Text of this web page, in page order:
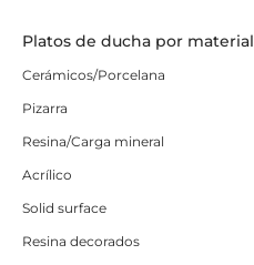
Platos de ducha por material
Cerámicos/Porcelana
Pizarra
Resina/Carga mineral
Acrílico
Solid surface
Resina decorados